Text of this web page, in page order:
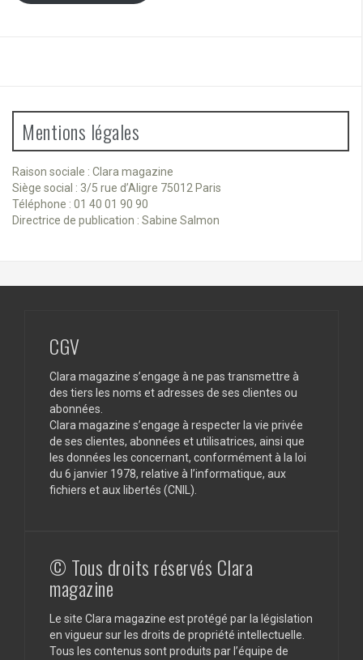
Mentions légales
Raison sociale : Clara magazine
Siège social : 3/5 rue d’Aligre 75012 Paris
Téléphone : 01 40 01 90 90
Directrice de publication : Sabine Salmon
CGV
Clara magazine s’engage à ne pas transmettre à
des tiers les noms et adresses de ses clientes ou
abonnées.
Clara magazine s’engage à respecter la vie privée
de ses clientes, abonnées et utilisatrices, ainsi que
les données les concernant, conformément à la loi
du 6 janvier 1978, relative à l’informatique, aux
fichiers et aux libertés (CNIL).
© Tous droits réservés Clara
magazine
Le site Clara magazine est protégé par la législation
en vigueur sur les droits de propriété intellectuelle.
Tous les contenus sont produits par l’équipe de